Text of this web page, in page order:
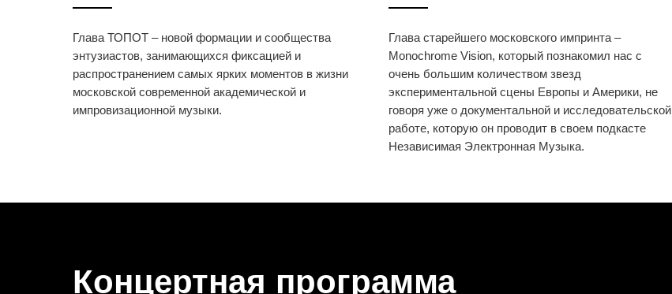
Глава ТОПОТ – новой формации и сообщества
энтузиастов, занимающихся фиксацией и
распространением самых ярких моментов в жизни
московской современной академической и
импровизационной музыки.
Глава старейшего московского импринта –
Monochrome Vision, который познакомил нас с
очень большим количеством звезд
экспериментальной сцены Европы и Америки, не
говоря уже о документальной и исследовательской
работе, которую он проводит в своем подкасте
Независимая Электронная Музыка.
Концертная программа